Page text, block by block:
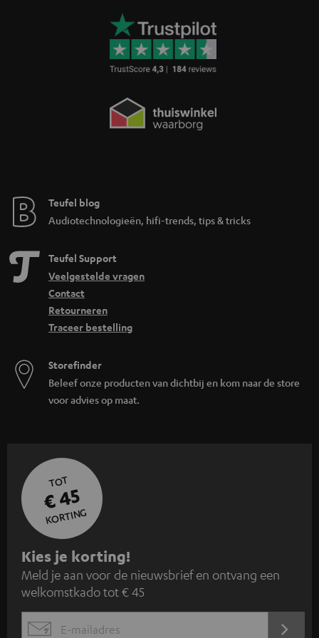
Teufel blog
Audiotechnologieën, hifi-trends, tips & tricks
Teufel Support
Veelgestelde vragen
Contact
Retourneren
Traceer bestelling
Storefinder
Beleef onze producten van dichtbij en kom naar de store
voor advies op maat.
TOT
€ 45
KORTING
A
a
n
m
Kies je korting!
Meld je aan voor de nieuwsbrief en ontvang een
welkomstkado tot € 45